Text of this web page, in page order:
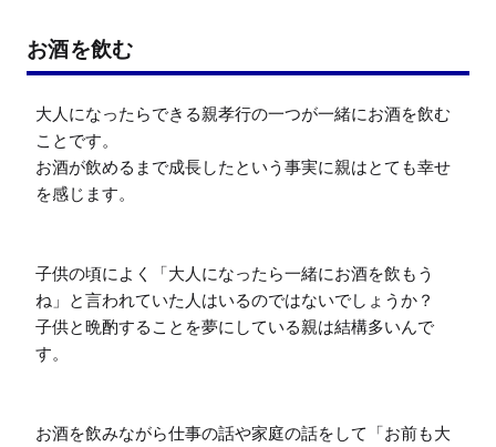
お酒を飲む
大人になったらできる親孝行の一つが一緒にお酒を飲む
ことです。
お酒が飲めるまで成長したという事実に親はとても幸せ
を感じます。
子供の頃によく「大人になったら一緒にお酒を飲もう
ね」と言われていた人はいるのではないでしょうか？
子供と晩酌することを夢にしている親は結構多いんで
す。
お酒を飲みながら仕事の話や家庭の話をして「お前も大